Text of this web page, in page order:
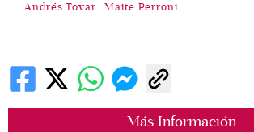
Más Información
Andrés Tovar Maite Perroni